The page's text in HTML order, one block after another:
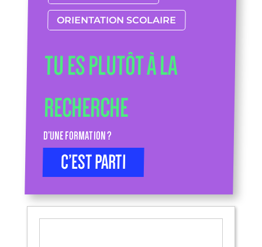
ORIENTATION SCOLAIRE
TU ES PLUTÔT À LA
RECHERCHE
D’UNE FORMATION ?
C’EST PARTI